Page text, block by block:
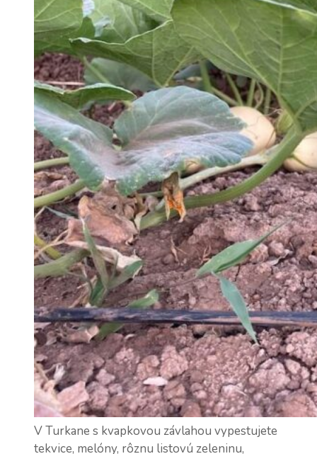
V Turkane s kvapkovou závlahou vypestujete
tekvice, melóny, rôznu listovú zeleninu,